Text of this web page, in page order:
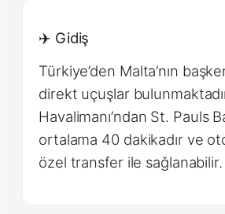
✈️ Gidiş
Türkiye’den Malta’nın
direkt uçuşlar
Havalimanı’ndan St. Pauls
ortalama 40 dakikadır ve
özel transfer ile sağlanabilir.